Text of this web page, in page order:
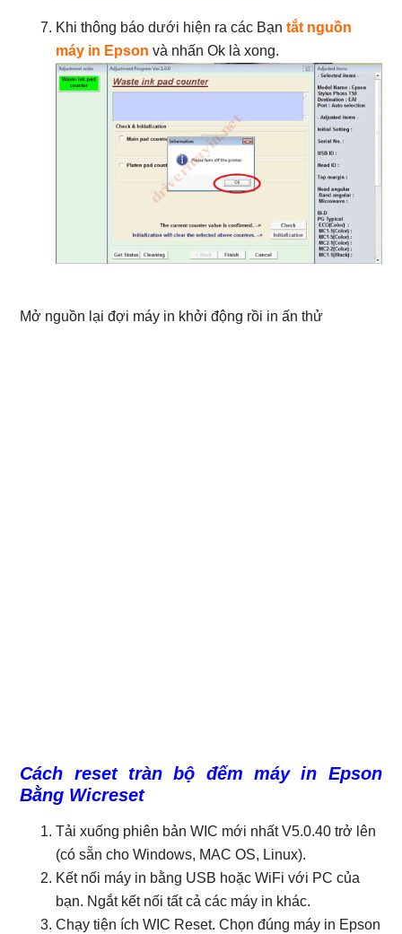
Khi thông báo dưới hiện ra các Bạntắt nguồn
máy in Epson và nhấn Ok là xong.
Mở nguồn lại đợi máy in khởi động rồi in ấn thử
Cách reset tràn bộ đếm máy in Epson
Bằng Wicreset
Tải xuống phiên bản WIC mới nhất V5.0.40 trở lên
(có sẵn cho Windows, MAC OS, Linux).
Kết nối máy in bằng USB hoặc WiFi với PC của
bạn. Ngắt kết nối tất cả các máy in khác.
Chạy tiện ích WIC Reset. Chọn đúng máy in Epson